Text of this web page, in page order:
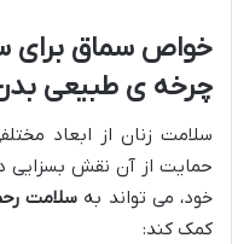
خواص سماق برای
چرخه ی طبیعی
سلامت زنان از ابعاد
حمایت از آن نقش بسزایی
خود، می تواند به سلامت
کمک کند: